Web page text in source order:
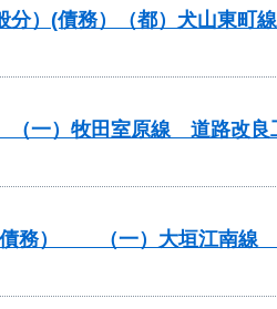
）(債務）（都）犬山東町
一）牧田室原線 道路改良
債務） （一）大垣江南線